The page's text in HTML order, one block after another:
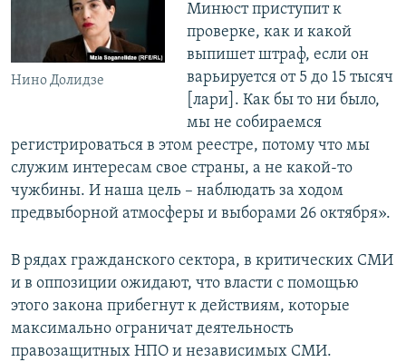
Нино Долидзе
Минюст приступит к
проверке, как и какой
выпишет штраф, если он
варьируется от 5 до 15 тысяч
[лари]. Как бы то ни было,
мы не собираемся
регистрироваться в этом реестре, потому что мы
служим интересам свое страны, а не какой-то
чужбины. И наша цель – наблюдать за ходом
предвыборной атмосферы и выборами 26 октября».
В рядах гражданского сектора, в критических СМИ
и в оппозиции ожидают, что власти с помощью
этого закона прибегнут к действиям, которые
максимально ограничат деятельность
правозащитных НПО и независимых СМИ.